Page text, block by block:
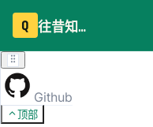
Q 往昔知识库
Github
顶部